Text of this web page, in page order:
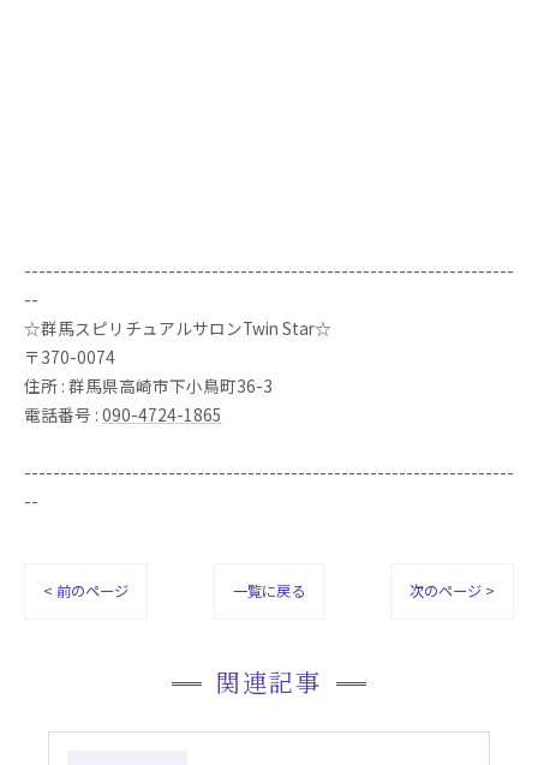
--------------------------------------------------------------------
--
☆群馬スピリチュアルサロンTwin Star☆
〒370-0074
住所 : 群馬県高崎市下小鳥町36-3
電話番号 : 090-4724-1865
--------------------------------------------------------------------
--
< 前のページ 一覧に戻る 次のページ >
関連記事